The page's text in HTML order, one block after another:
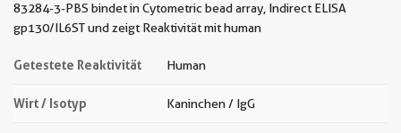
83284-3-PBS bindet in Cytometric bead array, Indirect ELISA
gp130/IL6ST und zeigt Reaktivität mit human
Getestete Reaktivität Human
Wirt / Isotyp Kaninchen / IgG